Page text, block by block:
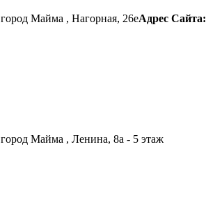
город Майма , Нагорная, 26еАдрес Сайта:
город Майма , Ленина, 8а - 5 этаж